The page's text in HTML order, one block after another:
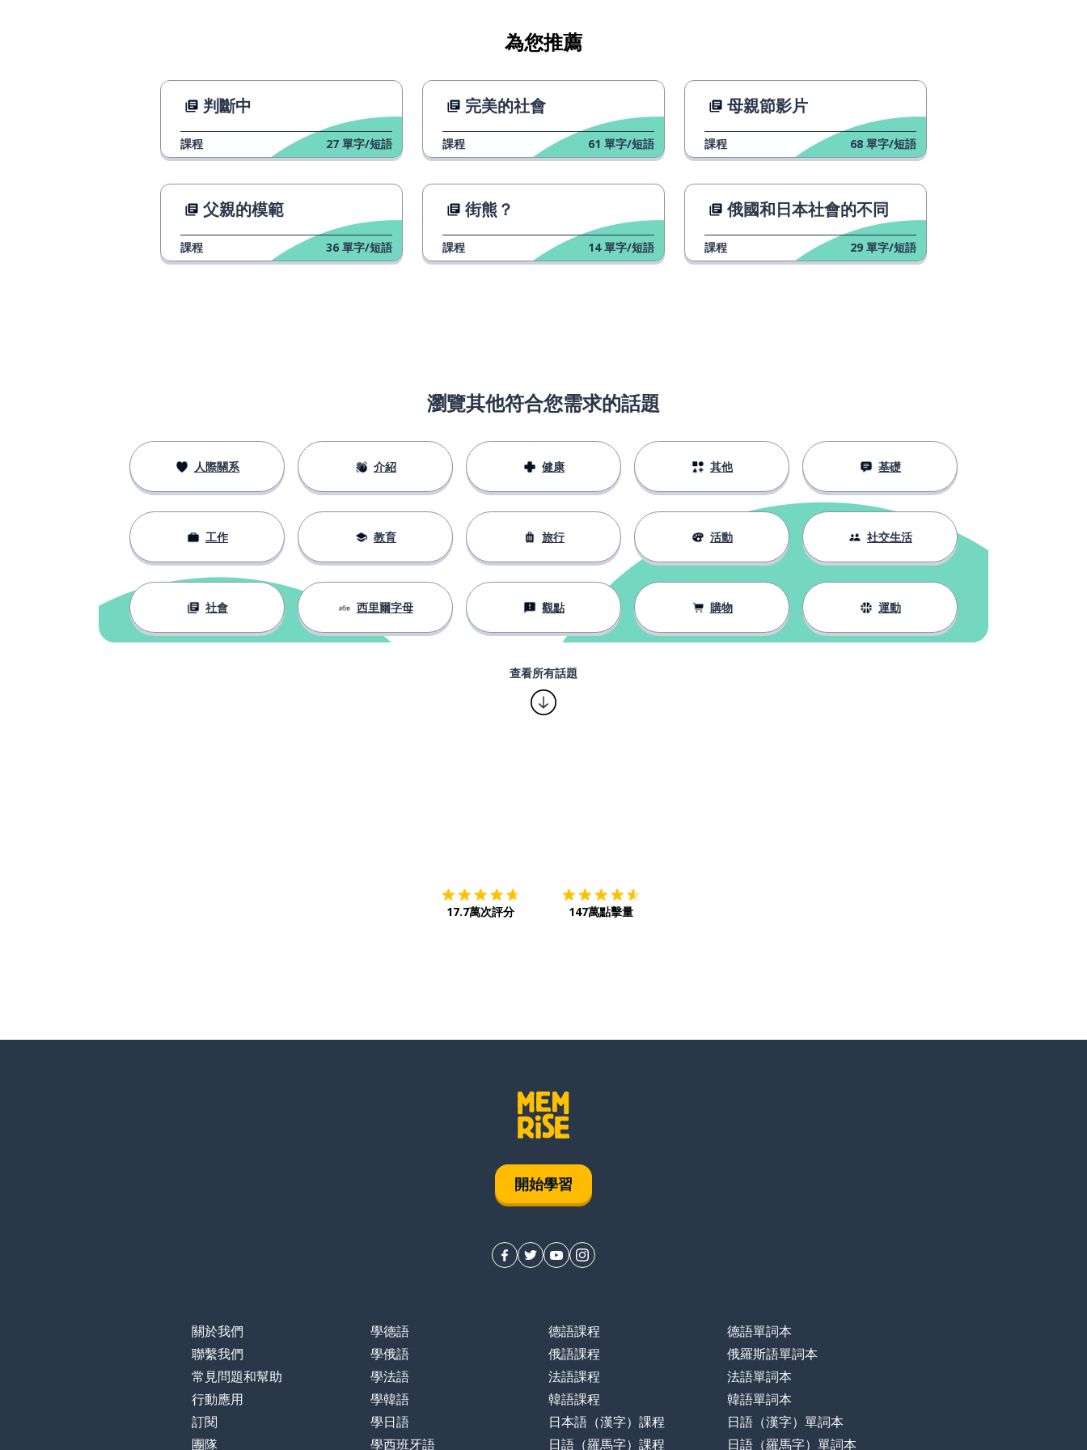
為您推薦
判斷中
課程 27 單字/短語
完美的社會
課程 61 單字/短語
母親節影片
課程 68 單字/短語
父親的模範
課程 36 單字/短語
街熊？
課程 14 單字/短語
俄國和日本社會的不同
課程 29 單字/短語
瀏覽其他符合您需求的話題
人際關系 介紹 健康 其他 基礎
工作 教育 旅行 活動 社交生活
社會 西里爾字母 觀點 購物 運動
查看所有話題
17.7萬次評分 147萬點擊量
開始學習
關於我們
聯繫我們
常見問題和幫助
行動應用
訂閱
團隊
學德語
學俄語
學法語
學韓語
學日語
學西班牙語
德語課程
俄語課程
法語課程
韓語課程
日本語（漢字）課程
日語（羅馬字）課程
德語單詞本
俄羅斯語單詞本
法語單詞本
韓語單詞本
日語（漢字）單詞本
日語（羅馬字）單詞本